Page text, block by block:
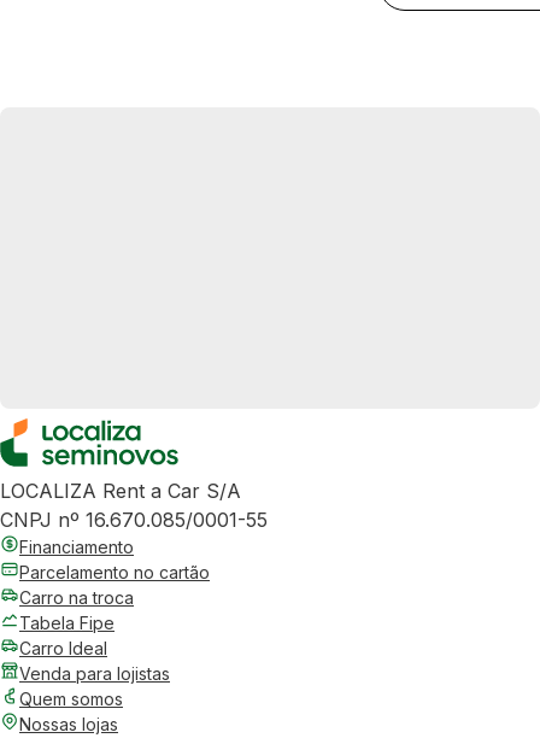
LOCALIZA Rent a Car S/A
CNPJ nº 16.670.085/0001-55
Financiamento
Parcelamento no cartão
Carro na troca
Tabela Fipe
Carro Ideal
Venda para lojistas
Quem somos
Nossas lojas